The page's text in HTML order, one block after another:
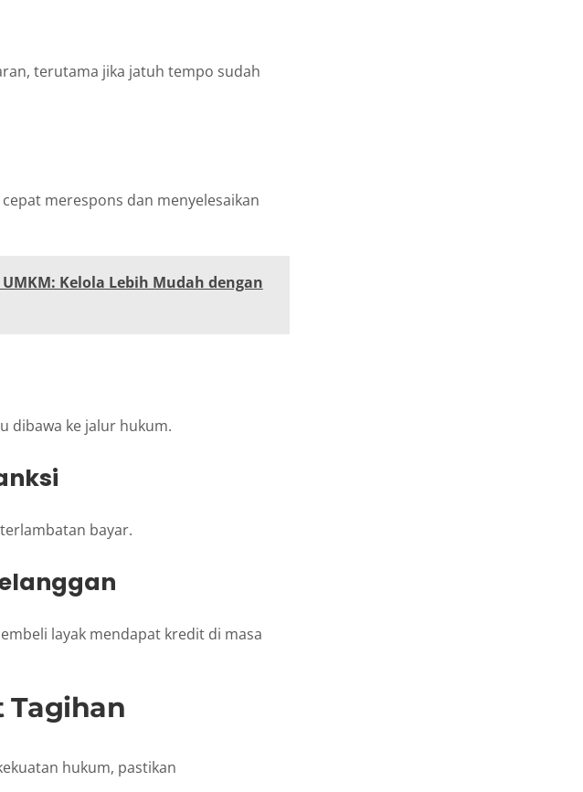
terutama jika jatuh tempo sudah
merespons dan menyelesaikan
Kelola Lebih Mudah dengan
dibawa ke jalur hukum.
bayar.
layak mendapat kredit di masa
Tagihan
hukum, pastikan